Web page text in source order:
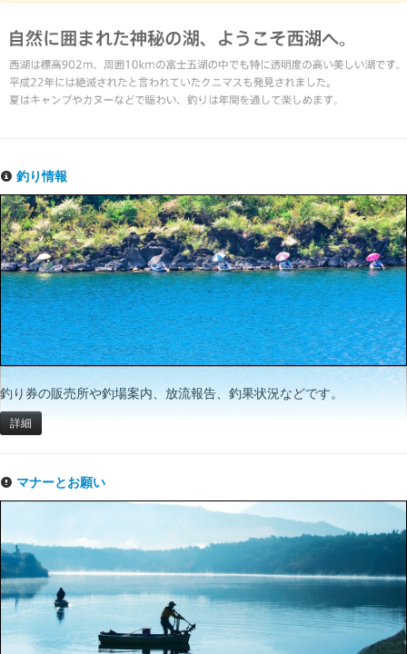
釣り情報
釣り券の販売所や釣場案内、放流報告、釣果状況などです。
詳細
マナーとお願い